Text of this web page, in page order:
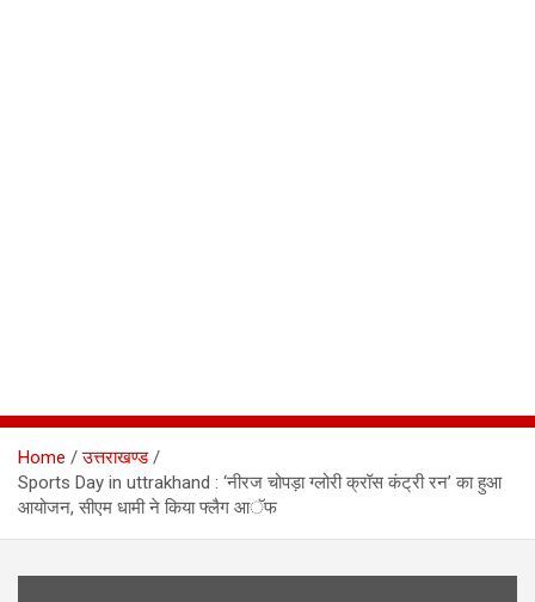
Home
उत्तराखण्ड
Sports Day in uttrakhand : ‘नीरज चोपड़ा ग्लोरी क्रॉस कंट्री रन’ का हुआ
आयोजन, सीएम धामी ने किया फ्लैग आॅफ